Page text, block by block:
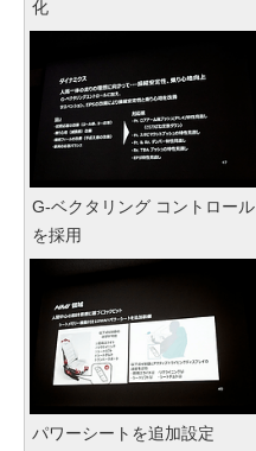
化
G-ベクタリング コントロール
を採用
パワーシートを追加設定